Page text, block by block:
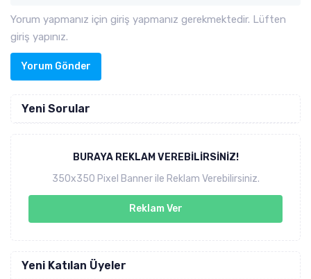
Yorum yapmanız için giriş yapmanız gerekmektedir. Lüften
giriş yapınız.
Yorum Gönder
Yeni Sorular
BURAYA REKLAM VEREBILIRSINIZ!
350x350 Pixel Banner ile Reklam Verebilirsiniz.
Reklam Ver
Yeni Katılan Üyeler